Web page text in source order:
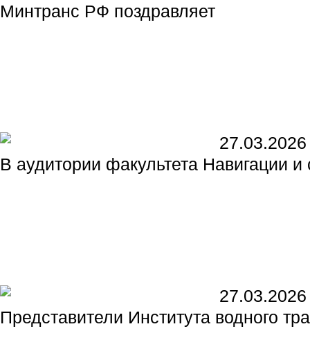
Минтранс РФ поздравляет
27.03.2026
В аудитории факультета Навигации
27.03.2026
Представители Института водного